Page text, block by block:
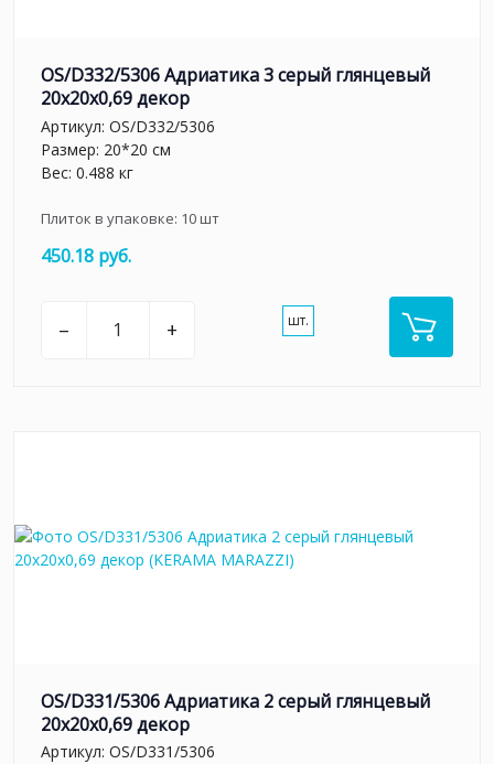
OS/D332/5306 Адриатика 3 серый глянцевый
20x20x0,69 декор
Артикул: OS/D332/5306
Размер: 20*20 см
Вес: 0.488 кг
Плиток в упаковке: 10шт
450.18 руб.
– + шт.
OS/D331/5306 Адриатика 2 серый глянцевый
20x20x0,69 декор
Артикул: OS/D331/5306